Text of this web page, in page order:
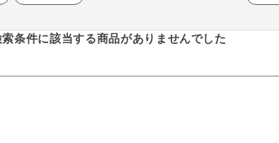
索条件に該当する商品がありませんでした